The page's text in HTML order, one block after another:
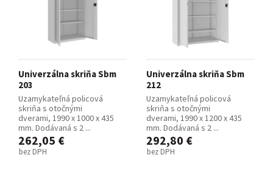
Univerzálna skriňa Sbm
203
Uzamykateľná policová
skriňa s otočnými
dverami, 1990 x 1000 x 435
mm. Dodávaná s 2 ...
262,05 €
bez DPH
Univerzálna skriňa Sbm
212
Uzamykateľná policová
skriňa s otočnými
dverami, 1990 x 1200 x 435
mm. Dodávaná s 2 ...
292,80 €
bez DPH